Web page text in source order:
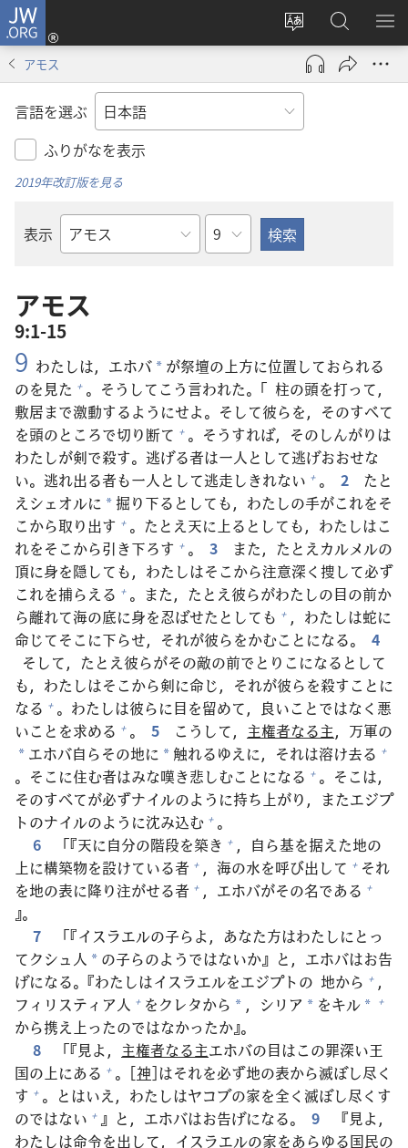
JW.ORG
サ
イ
ト
の
言
え
る
ロ
グ
ン
し
で
開
JW.ORG
の
検
メ
を
アモス
言語を選ぶ
ふりがなを表示
2019年改訂版を見る
表示
聖
の
書
名
章
アモス
9:1-15
9 わたしは，エホバ * が祭壇の 上方に位置しておられる
のを 見た + 。そうしてこう言われた。「 柱の頭を打って，
敷居まで激動するようにせよ。そして彼らを，そのすべて
を頭のところで切り断て + 。そうすれば，そのしんがりは
わたしが剣で殺す。 逃げる者は一人として逃げおおせな
い。 逃れ出る者も一人として逃走しきれない + 。 2
たと
えシェオルに *掘り下るとしても，わたしの手がこれをそ
こから取り出す + 。たとえ天に 上るとしても，わたしはこ
れをそこから引き下ろす + 。 3
また，たとえカルメルの
頂に身を隠しても，わたしはそこから注意深く捜して必ず
これを捕らえる + 。また，たとえ彼らがわたしの目の前か
ら離れて海の底に身を忍ばせたとしても + ，わたしは蛇に
命じてそこに下らせ，それが彼らをかむことになる。
4
そして，たとえ彼らがその敵の前でとりこになるとして
も，わたしはそこから剣に命じ，それが彼らを殺すことに
なる + 。わたしは彼らに目を留めて， 良いことではなく 悪
いことを求める + 。 5 こうして， 主権者なる主， 万軍の
* エホバ自らその地に * 触れるゆえに，それは溶け去る +
。そこに住む者はみな嘆き悲しむことになる + 。そこは，
そのすべてが必ずナイルのように持ち 上がり，またエジプ
トのナイルのように沈み込む + 。
6
「『天に自分の階段を築き + ， 自ら基を据えた地の
上に構築物を設けている者 + ， 海の水を呼び出して + それ
を地の表に降り注がせる者 + ，エホバがその名である +
』。
7
「『イスラエルの子らよ，あなた方はわたしにとっ
てクシュ 人 * の子らのようではないか』と，エホバはお告
げになる。『わたしはイスラエルをエジプトの 地から + ，
フィリスティア人 + をクレタから * ，シリア * をキル * +
から携え 上ったのではなかったか』。
8
「『見よ， 主権者なる主エホバの目はこの罪深い王
国の 上にある + 。[神]はそれを必ず地の表から滅ぼし尽く
す + 。とはいえ，わたしはヤコブの家を全く 滅ぼし尽くす
のではない + 』と，エホバはお告げになる。 9 『見よ，
わたしは命令を出して，イスラエルの家をあらゆる国民の